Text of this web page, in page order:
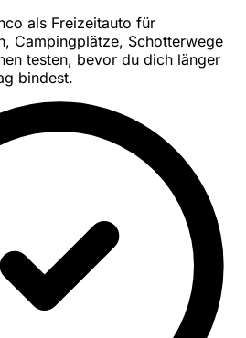
als Freizeitauto für
Campingplätze, Schotterwege
testen, bevor du dich länger
bindest.